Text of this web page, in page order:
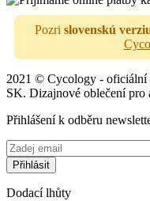
Pozri slovenskú
2021 © Cycology - oficiální
SK. Dizajnové oblečení pro
Přihlášení k odběru
Dodací lhůty